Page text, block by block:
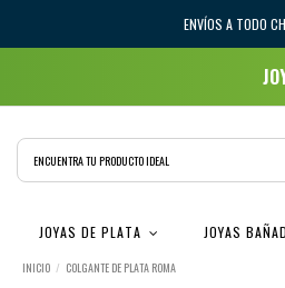
ENVÍOS A TODO
JOYAS DE PLATA JOYAS
INICIO COLGANTE DE PLATA ROMA